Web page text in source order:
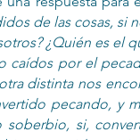
de las cosas,
¿Quién es el
caídos por el
distinta nos
pecando, y
soberbio, si,